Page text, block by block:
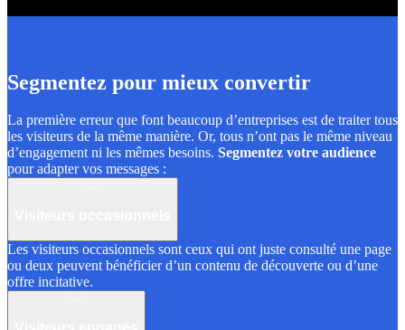
Segmentez pour mieux convertir
La première erreur que font beaucoup d’entreprises est de traiter tous
les visiteurs de la même manière. Or, tous n’ont pas le même niveau
d’engagement ni les mêmes besoins. Segmentez votre audience
pour adapter vos messages :
Les visiteurs occasionnels sont ceux qui ont juste consulté une page
ou deux peuvent bénéficier d’un contenu de découverte ou d’une
offre incitative.